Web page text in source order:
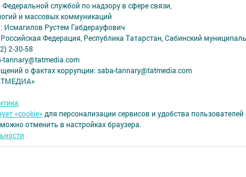
службой по надзору в сфере связи,
и массовых коммуникаций
Исмагилов Рустем Габдерауфович
Федерация, Республика Татарстан, Сабинский
2-30-58
tannary@tatmedia.com
о фактах коррупции: saba-tannary@tatmedia.com
«cookie» для персонализации сервисов и удобства пользователей
отменить в настройках браузера.